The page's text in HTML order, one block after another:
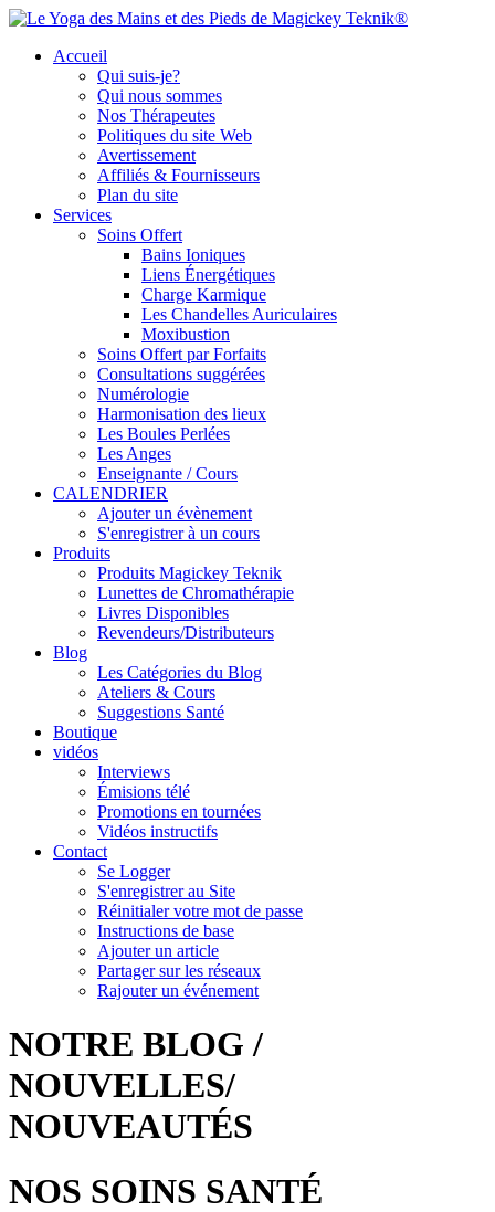
Accueil
Qui suis-je?
Qui nous sommes
Nos Thérapeutes
Politiques du site Web
Avertissement
Affiliés & Fournisseurs
Plan du site
Services
Soins Offert
Bains Ioniques
Liens Énergétiques
Charge Karmique
Les Chandelles Auriculaires
Moxibustion
Soins Offert par Forfaits
Consultations suggérées
Numérologie
Harmonisation des lieux
Les Boules Perlées
Les Anges
Enseignante / Cours
CALENDRIER
Ajouter un évènement
S'enregistrer à un cours
Produits
Produits Magickey Teknik
Lunettes de Chromathérapie
Livres Disponibles
Revendeurs/Distributeurs
Blog
Les Catégories du Blog
Ateliers & Cours
Suggestions Santé
Boutique
vidéos
Interviews
Émisions télé
Promotions en tournées
Vidéos instructifs
Contact
Se Logger
S'enregistrer au Site
Réinitialer votre mot de passe
Instructions de base
Ajouter un article
Partager sur les réseaux
Rajouter un événement
NOTRE BLOG /
NOUVELLES/
NOUVEAUTÉS
NOS SOINS SANTÉ